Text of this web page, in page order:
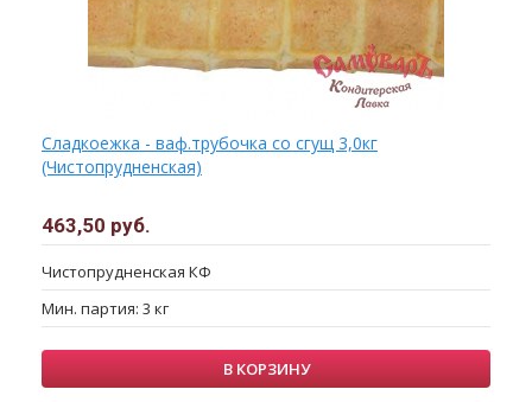
Сладкоежка - ваф.трубочка со сгущ 3,0кг
(Чистопрудненская)
463,50 руб.
Чистопрудненская КФ
Мин. партия: 3 кг
В КОРЗИНУ